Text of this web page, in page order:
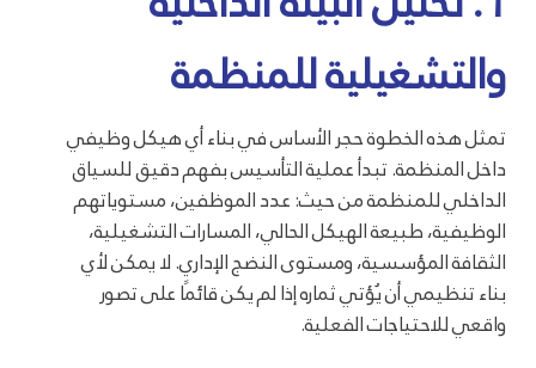
والتشغيلية للمنظمة
تمثل هذه الخطوة حجر الأساس في بناء أي هيكل وظيفي
داخل المنظمة. تبدأ عملية التأسيس بفهم دقيق للسياق
الداخلي للمنظمة من حيث: عدد الموظفين، مستوياتهم
الوظيفية، طبيعة الهيكل الحالي، المسارات التشغيلية،
الثقافة المؤسسية، ومستوى النضج الإداري. لا يمكن لأي
بناء تنظيمي أن يُؤتي ثماره إذا لم يكن قائمًا على تصور
واقعي للاحتياجات الفعلية.